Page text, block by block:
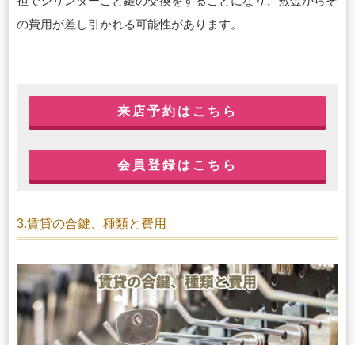
の費用が差し引かれる可能性があります。
来店予約はこちら
会員登録はこちら
3.賃貸の合鍵、種類と費用